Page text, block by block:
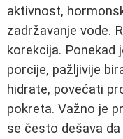
aktivnost,
zadržavanje vode.
korekcija. Ponekad
porcije, pažljivije
hidrate, povećati
pokreta. Važno je
se često dešava